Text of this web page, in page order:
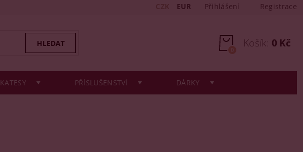
EUR Přihlášení Registrace
Košík: 0 Kč
0
PŘÍSLUŠENSTVÍ DÁRKY